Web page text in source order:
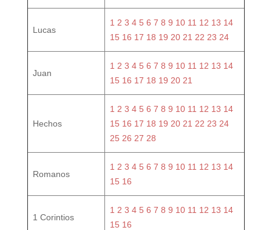
Lucas
1 2 3 4 5 6 7 8 9 10 11 12 13 14
15 16 17 18 19 20 21 22 23 24
Juan
1 2 3 4 5 6 7 8 9 10 11 12 13 14
15 16 17 18 19 20 21
Hechos
1 2 3 4 5 6 7 8 9 10 11 12 13 14
15 16 17 18 19 20 21 22 23 24
25 26 27 28
Romanos
1 2 3 4 5 6 7 8 9 10 11 12 13 14
15 16
1 Corintios
1 2 3 4 5 6 7 8 9 10 11 12 13 14
15 16